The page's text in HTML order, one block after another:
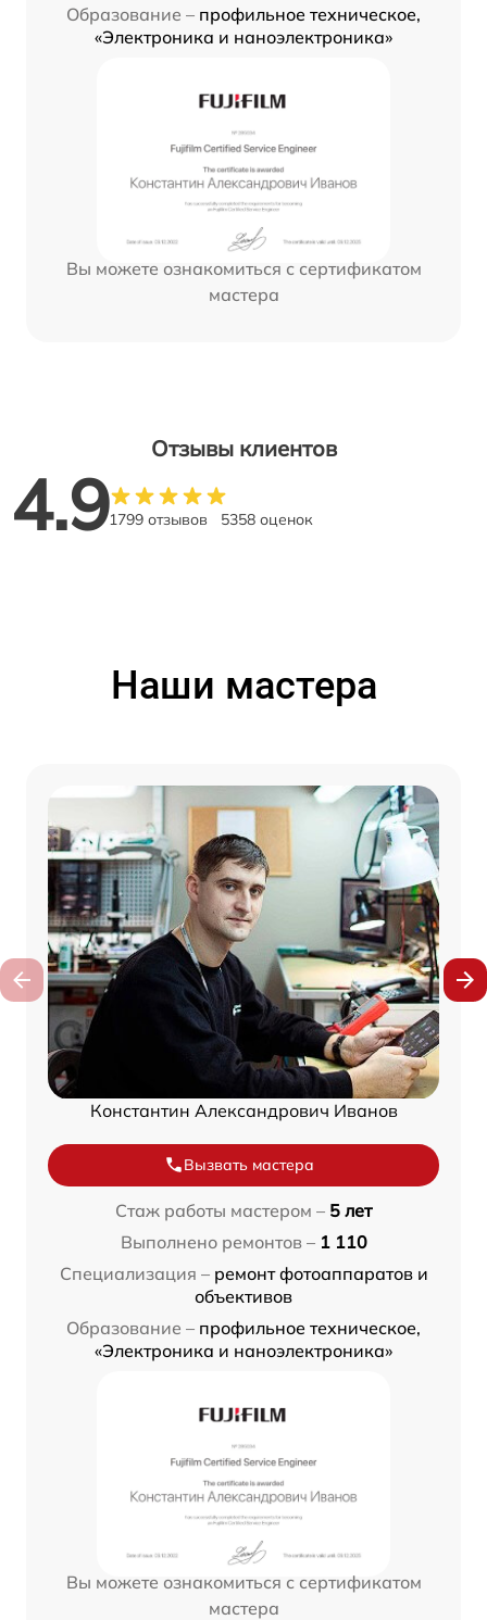
Образование – профильное техническое,
«Электроника и наноэлектроника»
Вы можете ознакомиться с сертификатом
мастера
Отзывы клиентов
4.91799 отзывов 5358 оценок
Наши мастера
Константин Александрович Иванов
Вызвать мастера
Стаж работы мастером – 5 лет
Выполнено ремонтов – 1 110
Специализация – ремонт фотоаппаратов и
объективов
Образование – профильное техническое,
«Электроника и наноэлектроника»
Вы можете ознакомиться с сертификатом
мастера